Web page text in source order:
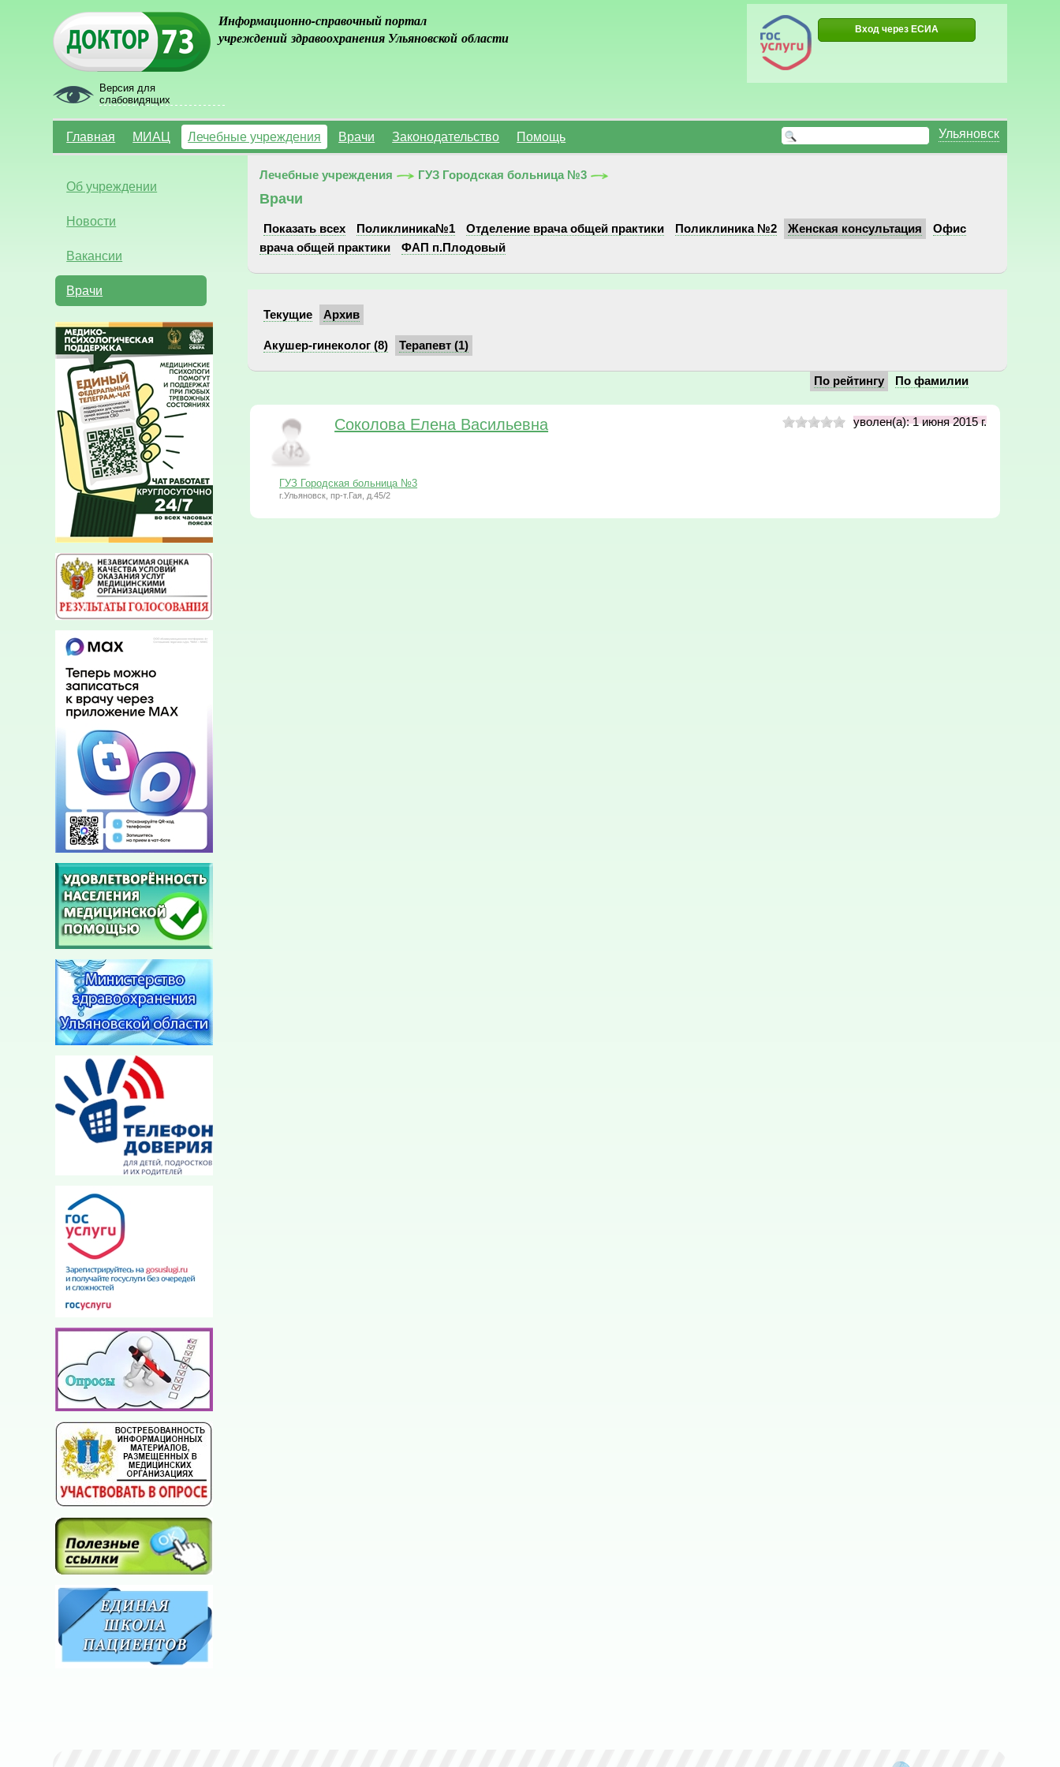
Версия для
слабовидящих
Информационно-справочный портал
учреждений здравоохранения Ульяновской области
Вход через ЕСИА
Ульяновск
Главная МИАЦ Лечебные учреждения Врачи Законодательство Помощь
Об учреждении
Новости
Вакансии
Врачи
Лечебные учреждения ГУЗ Городская больница №3
Врачи
Показать всех Поликлиника№1 Отделение врача общей практики Поликлиника №2 Женская консультация
Офис
врача общей практики
ФАП п.Плодовый
Текущие Архив
Акушер-гинеколог (8) Терапевт (1)
По рейтингу По фамилии
уволен(а): 1 июня 2015 г.
Соколова Елена Васильевна
ГУЗ Городская больница №3
г.Ульяновск, пр-т.Гая, д.45/2